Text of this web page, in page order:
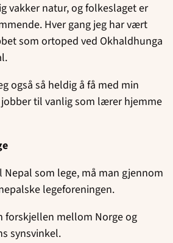
vakker natur, og folkeslaget er
Hver gang jeg har vært
som ortoped ved Okhaldhunga
også så heldig å få med min
til vanlig som lærer hjemme
som lege, må man gjennom
legeforeningen.
forskjellen mellom Norge og
synsvinkel.